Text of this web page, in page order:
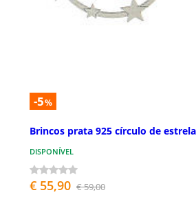
-5%
Brincos prata 925 círculo de
DISPONÍVEL
€ 55,90 € 59,00